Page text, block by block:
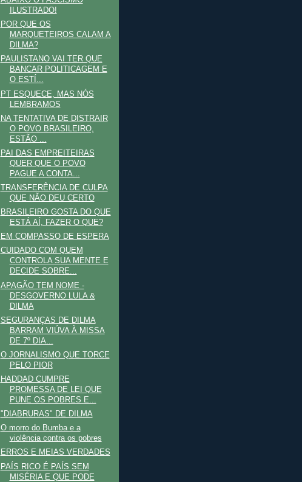
ILUSTRADO!
POR QUE OS
MARQUETEIROS CALAM A
DILMA?
PAULISTANO VAI TER QUE
BANCAR POLITICAGEM E
O ESTÍ...
PT ESQUECE, MAS NÓS
LEMBRAMOS
NA TENTATIVA DE DISTRAIR
O POVO BRASILEIRO,
ESTÃO ...
PAI DAS EMPREITEIRAS
QUER QUE O POVO
PAGUE A CONTA...
TRANSFERÊNCIA DE CULPA
QUE NÃO DEU CERTO
BRASILEIRO GOSTA DO QUE
ESTÁ AÍ, FAZER O QUE?
EM COMPASSO DE ESPERA
CUIDADO COM QUEM
CONTROLA SUA MENTE E
DECIDE SOBRE...
APAGÃO TEM NOME -
DESGOVERNO LULA &
DILMA
SEGURANÇAS DE DILMA
BARRAM VIÚVA À MISSA
DE 7º DIA...
O JORNALISMO QUE TORCE
PELO PIOR
HADDAD CUMPRE
PROMESSA DE LEI QUE
PUNE OS POBRES E...
"DIABRURAS" DE DILMA
O morro do Bumba e a
violência contra os pobres
ERROS E MEIAS VERDADES
PAÍS RICO É PAÍS SEM
MISÉRIA E QUE PODE